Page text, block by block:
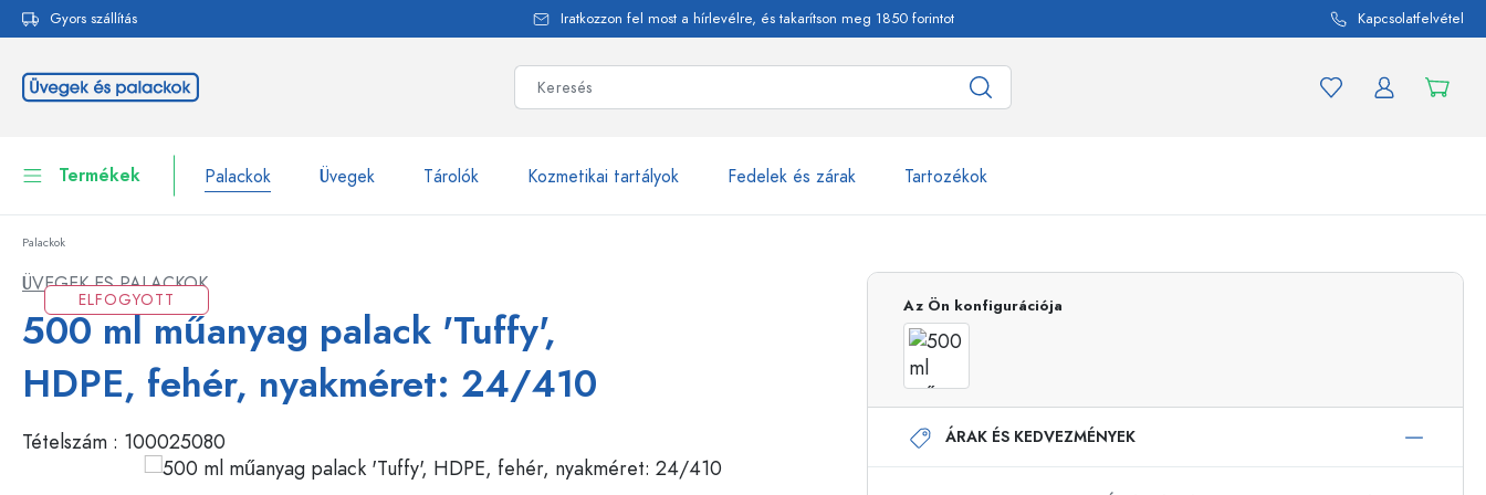
Ugrás a fő navigációhoz
Gyors szállítás Iratkozzon fel most a hírlevélre, és takarítson meg 1850 forintot Kapcsolatfelvétel
Termékek Palackok Üvegek Tárolók Kozmetikai tartályok Fedelek és zárak Tartozékok
Üvegek
Edények
Kozmetikai tartályok
Palackok márka szerint
WECK-palackok
Csatos üvegpalackok
Szórópalackok
Airless adagolók
Roll-on palackok
A befőttes üvegekhez
Palackok
ÜVEGEK ES PALACKOK
500 ml műanyag palack 'Tuffy',
HDPE, fehér, nyakméret: 24/410
Tételszám : 100025080
ELFOGYOTT Az Ön konfigurációja
ÁRAK ÉS KEDVEZMÉNYEK